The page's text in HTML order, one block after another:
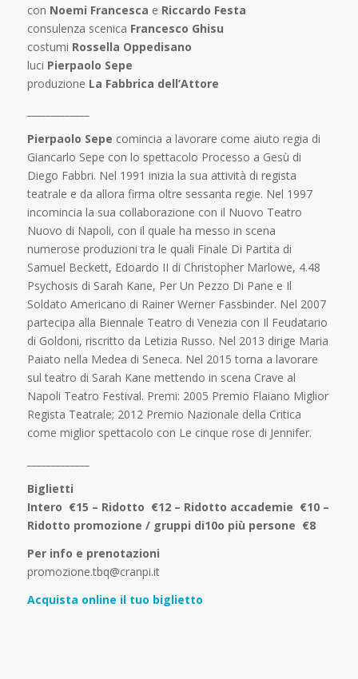
con Noemi Francesca e Riccardo Festa
consulenza scenica Francesco Ghisu
costumi Rossella Oppedisano
luci Pierpaolo Sepe
produzione La Fabbrica dell’Attore
Pierpaolo Sepe comincia a lavorare come aiuto regia di
Giancarlo Sepe con lo spettacolo Processo a Gesù di
Diego Fabbri. Nel 1991 inizia la sua attività di regista
teatrale e da allora firma oltre sessanta regie. Nel 1997
incomincia la sua collaborazione con il Nuovo Teatro
Nuovo di Napoli, con il quale ha messo in scena
numerose produzioni tra le quali Finale Di Partita di
Samuel Beckett, Edoardo II di Christopher Marlowe, 4.48
Psychosis di Sarah Kane, Per Un Pezzo Di Pane e Il
Soldato Americano di Rainer Werner Fassbinder. Nel 2007
partecipa alla Biennale Teatro di Venezia con Il Feudatario
di Goldoni, riscritto da Letizia Russo. Nel 2013 dirige Maria
Paiato nella Medea di Seneca. Nel 2015 torna a lavorare
sul teatro di Sarah Kane mettendo in scena Crave al
Napoli Teatro Festival. Premi: 2005 Premio Flaiano Miglior
Regista Teatrale; 2012 Premio Nazionale della Critica
come miglior spettacolo con Le cinque rose di Jennifer.
Biglietti
Intero €15 – Ridotto €12 – Ridotto accademie €10 –
Ridotto promozione / gruppi di10o più persone €8
Per info e prenotazioni
promozione.tbq@cranpi.it
Acquista online il tuo biglietto